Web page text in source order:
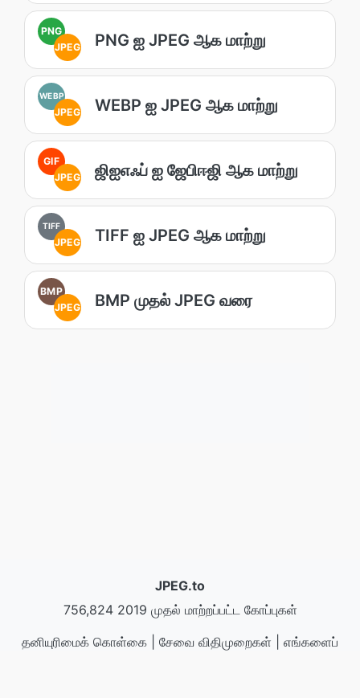
PNG
JPEG
PNG ஐ JPEG ஆக மாற்று
WEBP
JPEG WEBP ஐ JPEG ஆக மாற்று
GIF
JPEG
ஜிஐஎஃப் ஐ ஜேபிஈஜி ஆக மாற்று
TIFF
JPEG TIFF ஐ JPEG ஆக மாற்று
BMP
JPEG
BMP முதல் JPEG வரை
JPEG.to
756,824 2019 முதல் மாற்றப்பட்ட கோப்புகள்
தனியுரிமைக் கொள்கை
சேவை விதிமுறைகள்
எங்களைப்